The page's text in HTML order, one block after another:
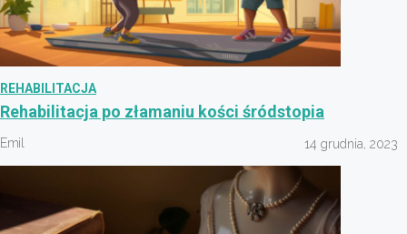
REHABILITACJA
Rehabilitacja po złamaniu kości śródstopia
Emil 14 grudnia, 2023